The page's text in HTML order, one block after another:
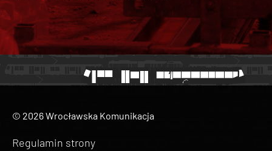
© 2026 Wrocławska Komunikacja
Regulamin strony